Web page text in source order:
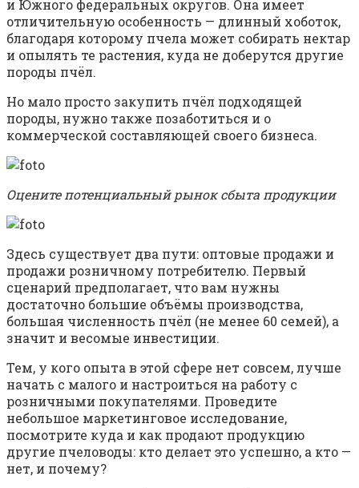
и Южного федеральных округов. Она имеет
отличительную особенность — длинный хоботок,
благодаря которому пчела может собирать нектар
и опылять те растения, куда не доберутся другие
породы пчёл.
Но мало просто закупить пчёл подходящей
породы, нужно также позаботиться и о
коммерческой составляющей своего бизнеса.
Оцените потенциальный рынок сбыта продукции
Здесь существует два пути: оптовые продажи и
продажи розничному потребителю. Первый
сценарий предполагает, что вам нужны
достаточно большие объёмы производства,
большая численность пчёл (не менее 60 семей), а
значит и весомые инвестиции.
Тем, у кого опыта в этой сфере нет совсем, лучше
начать с малого и настроиться на работу с
розничными покупателями. Проведите
небольшое маркетинговое исследование,
посмотрите куда и как продают продукцию
другие пчеловоды: кто делает это успешно, а кто —
нет, и почему?